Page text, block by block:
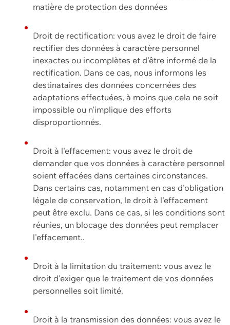
matière de protection des données
Droit de rectification: vous avez le droit de faire
rectifier des données à caractère personnel
inexactes ou incomplètes et d'être informé de la
rectification. Dans ce cas, nous informons les
destinataires des données concernées des
adaptations effectuées, à moins que cela ne soit
impossible ou n'implique des efforts
disproportionnés.
Droit à l'effacement: vous avez le droit de
demander que vos données à caractère personnel
soient effacées dans certaines circonstances.
Dans certains cas, notamment en cas d'obligation
légale de conservation, le droit à l'effacement
peut être exclu. Dans ce cas, si les conditions sont
réunies, un blocage des données peut remplacer
l'effacement..
Droit à la limitation du traitement: vous avez le
droit d'exiger que le traitement de vos données
personnelles soit limité.
Droit à la transmission des données: vous avez le